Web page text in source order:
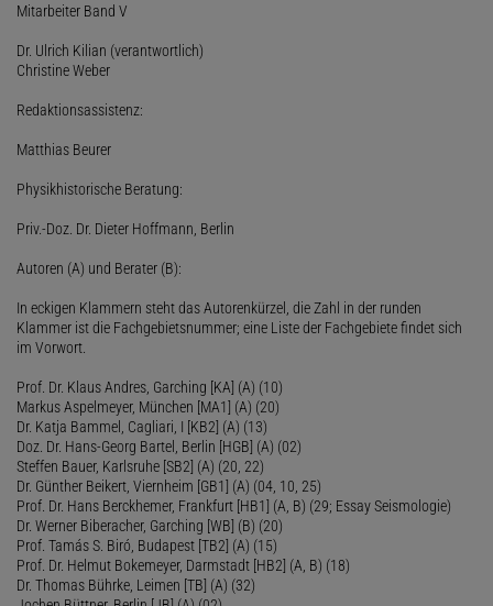
Mitarbeiter Band V
Dr. Ulrich Kilian (verantwortlich)
Christine Weber
Redaktionsassistenz:
Matthias Beurer
Physikhistorische Beratung:
Priv.-Doz. Dr. Dieter Hoffmann, Berlin
Autoren (A) und Berater (B):
In eckigen Klammern steht das Autorenkürzel, die Zahl in der runden
Klammer ist die Fachgebietsnummer; eine Liste der Fachgebiete findet sich
im Vorwort.
Prof. Dr. Klaus Andres, Garching [KA] (A) (10)
Markus Aspelmeyer, München [MA1] (A) (20)
Dr. Katja Bammel, Cagliari, I [KB2] (A) (13)
Doz. Dr. Hans-Georg Bartel, Berlin [HGB] (A) (02)
Steffen Bauer, Karlsruhe [SB2] (A) (20, 22)
Dr. Günther Beikert, Viernheim [GB1] (A) (04, 10, 25)
Prof. Dr. Hans Berckhemer, Frankfurt [HB1] (A, B) (29; Essay Seismologie)
Dr. Werner Biberacher, Garching [WB] (B) (20)
Prof. Tamás S. Biró, Budapest [TB2] (A) (15)
Prof. Dr. Helmut Bokemeyer, Darmstadt [HB2] (A, B) (18)
Dr. Thomas Bührke, Leimen [TB] (A) (32)